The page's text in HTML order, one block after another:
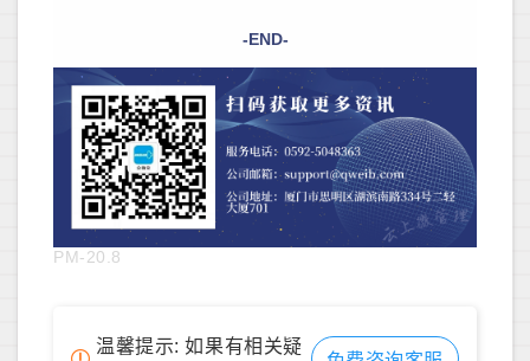
-END-
PM-20.8
温馨提示: 如果有相关疑